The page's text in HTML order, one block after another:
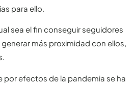
para ello.
sea el fin conseguir seguidores
más proximidad con ellos,
por efectos de la pandemia se ha